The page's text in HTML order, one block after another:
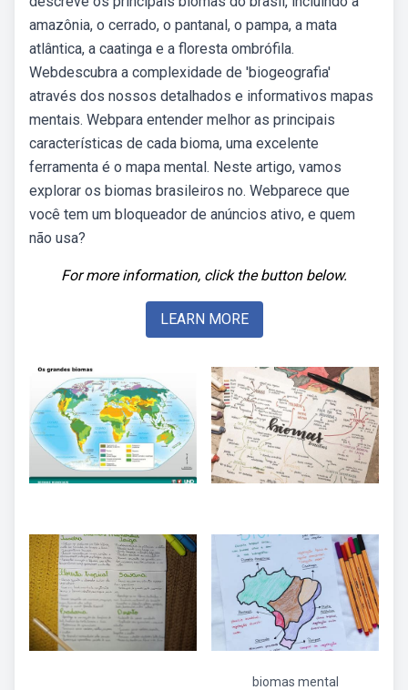
amazônia, o cerrado, o pantanal, o pampa, a mata
atlântica, a caatinga e a floresta ombrófila.
Webdescubra a complexidade de 'biogeografia'
através dos nossos detalhados e informativos mapas
mentais. Webpara entender melhor as principais
características de cada bioma, uma excelente
ferramenta é o mapa mental. Neste artigo, vamos
explorar os biomas brasileiros no. Webparece que
você tem um bloqueador de anúncios ativo, e quem
não usa?
For more information, click the button below.
LEARN MORE
biomas mental